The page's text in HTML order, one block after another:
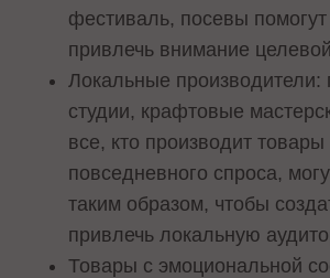
фестиваль, посевы
привлечь внимание
Локальные производители:
студии, крафтовые
все, кто производит товары
повседневного спроса,
таким образом, чтобы
привлечь локальную
Товары с эмоциональной